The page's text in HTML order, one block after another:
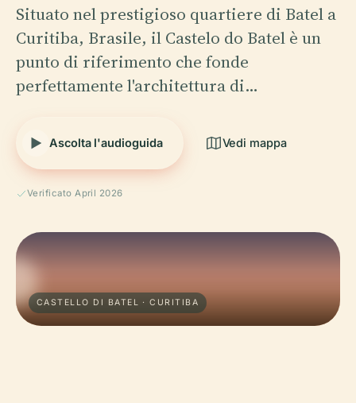
Situato nel prestigioso quartiere di Batel a
Curitiba, Brasile, il Castelo do Batel è un
punto di riferimento che fonde
perfettamente l'architettura di…
Ascolta l'audioguida Vedi mappa
Verificato April 2026
CASTELLO DI BATEL · CURITIBA